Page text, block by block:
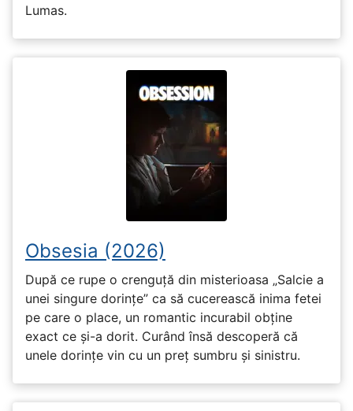
Lumas.
Obsesia (2026)
După ce rupe o crenguță din misterioasa „Salcie a
unei singure dorințe” ca să cucerească inima fetei
pe care o place, un romantic incurabil obține
exact ce și-a dorit. Curând însă descoperă că
unele dorințe vin cu un preț sumbru și sinistru.